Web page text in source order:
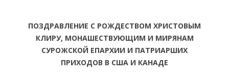
ПОЗДРАВЛЕНИЕ С РОЖДЕСТВОМ ХРИСТОВЫМ
КЛИРУ, МОНАШЕСТВУЮЩИМ И МИРЯНАМ
СУРОЖСКОЙ ЕПАРХИИ И ПАТРИАРШИХ
ПРИХОДОВ В США И КАНАДЕ